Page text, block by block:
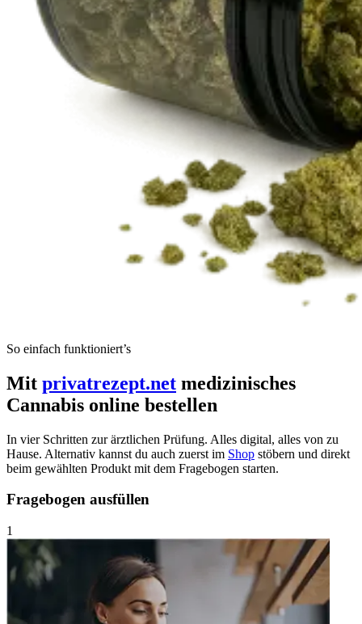
So einfach funktioniert’s
Mit privatrezept.net medizinisches
Cannabis online bestellen
In vier Schritten zur ärztlichen Prüfung. Alles digital, alles von zu
Hause. Alternativ kannst du auch zuerst im Shop stöbern und direkt
beim gewählten Produkt mit dem Fragebogen starten.
Fragebogen ausfüllen
1